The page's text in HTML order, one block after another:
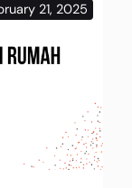
21, 2025